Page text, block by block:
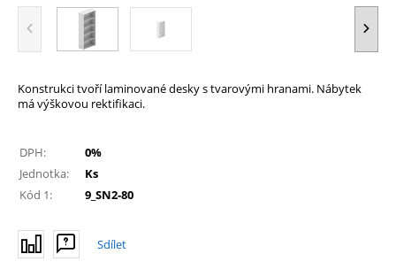
Konstrukci tvoří laminované desky s tvarovými hranami. Nábytek
má výškovou rektifikaci.
DPH:
0%
Jednotka:
Ks
Kód 1:
9_SN2-80
Sdílet